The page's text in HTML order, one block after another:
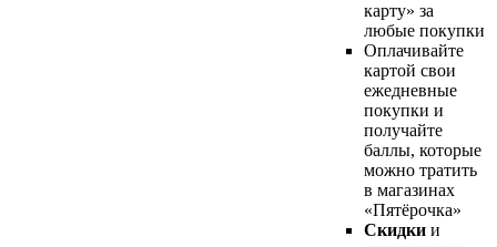
карту» за
любые покупки
Оплачивайте
картой свои
ежедневные
покупки и
получайте
баллы, которые
можно тратить
в магазинах
«Пятёрочка»
Скидки и